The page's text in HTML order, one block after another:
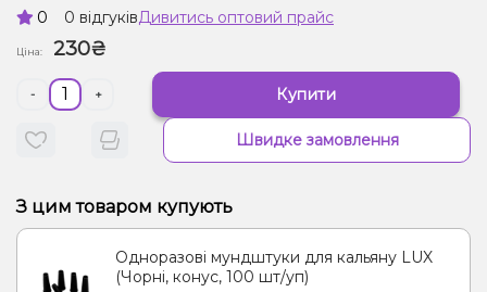
0 0 відгуківДивитись оптовий прайс
Ціна: 230₴
- + Купити
Швидке замовлення
З цим товаром купують
Одноразові мундштуки для кальяну LUX
(Чорні, конус, 100 шт/уп)